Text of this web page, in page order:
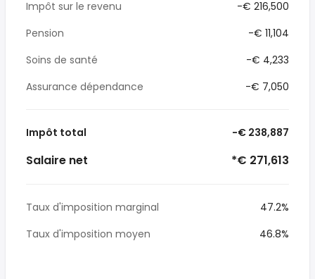
Impôt sur le revenu
-€ 216,500
Pension
-€ 11,104
Soins de santé
-€ 4,233
Assurance dépendance
-€ 7,050
Impôt total -€ 238,887
Salaire net *€ 271,613
Taux d'imposition marginal
47.2%
Taux d'imposition moyen
46.8%